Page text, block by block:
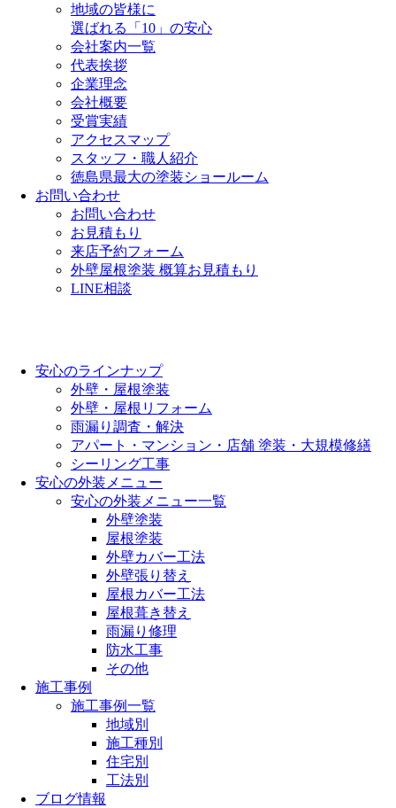
地域の皆様に
選ばれる「10」の安心
会社案内一覧
代表挨拶
企業理念
会社概要
受賞実績
アクセスマップ
スタッフ・職人紹介
徳島県最大の塗装ショールーム
お問い合わせ
お問い合わせ
お見積もり
来店予約フォーム
外壁屋根塗装 概算お見積もり
LINE相談
安心のラインナップ
外壁・屋根塗装
外壁・屋根リフォーム
雨漏り調査・解決
アパート・マンション・店舗 塗装・大規模修繕
シーリング工事
安心の外装メニュー
安心の外装メニュー一覧
外壁塗装
屋根塗装
外壁カバー工法
外壁張り替え
屋根カバー工法
屋根葺き替え
雨漏り修理
防水工事
その他
施工事例
施工事例一覧
地域別
施工種別
住宅別
工法別
ブログ情報